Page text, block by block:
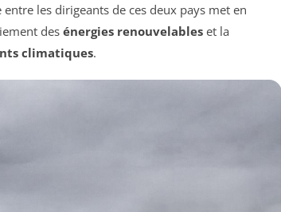
les dirigeants de ces deux pays met en
des énergies renouvelables et la
climatiques.